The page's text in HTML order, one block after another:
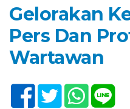
Gelorakan
Pers Dan
Wartawan